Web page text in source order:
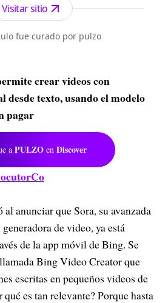
Visitar sitio
fue curado por pulzo
crear videos con
texto, usando el modelo
pagar
a PULZO en Discover
anunciar que Sora, su avanzada
de video, ya está
de la app móvil de Bing. Se
Bing Video Creator que
escritas en pequeños videos de
es tan relevante? Porque hasta